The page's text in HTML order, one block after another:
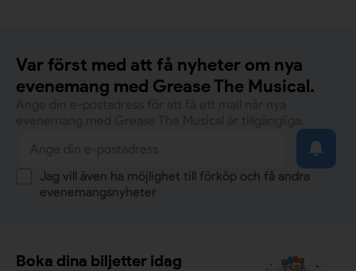
Var först med att få nyheter om nya
evenemang med Grease The Musical.
Jag vill även ha möjlighet till förköp och få andra
evenemangsnyheter
Boka dina biljetter idag